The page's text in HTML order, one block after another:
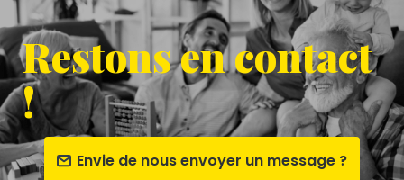
Restons en contact
!
Envie de nous envoyer un message ?